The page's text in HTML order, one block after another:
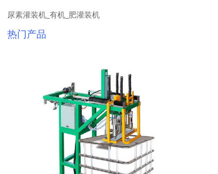
尿素灌装机_有机_肥灌装机
热门产品